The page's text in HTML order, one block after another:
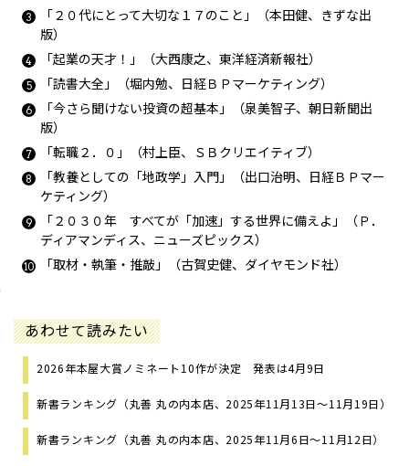
「２０代にとって大切な１７のこと」（本田健、きずな出
版）
「起業の天才！」（大西康之、東洋経済新報社）
「読書大全」（堀内勉、日経ＢＰマーケティング）
「今さら聞けない投資の超基本」（泉美智子、朝日新聞出
版）
「転職２．０」（村上臣、ＳＢクリエイティブ）
「教養としての「地政学」入門」（出口治明、日経ＢＰマー
ケティング）
「２０３０年 すべてが「加速」する世界に備えよ」（Ｐ．
ディアマンディス、ニューズピックス）
「取材・執筆・推敲」（古賀史健、ダイヤモンド社）
あわせて読みたい
2026年本屋大賞ノミネート10作が決定 発表は4月9日
新書ランキング（丸善 丸の内本店、2025年11月13日～11月19日）
新書ランキング（丸善 丸の内本店、2025年11月6日～11月12日）